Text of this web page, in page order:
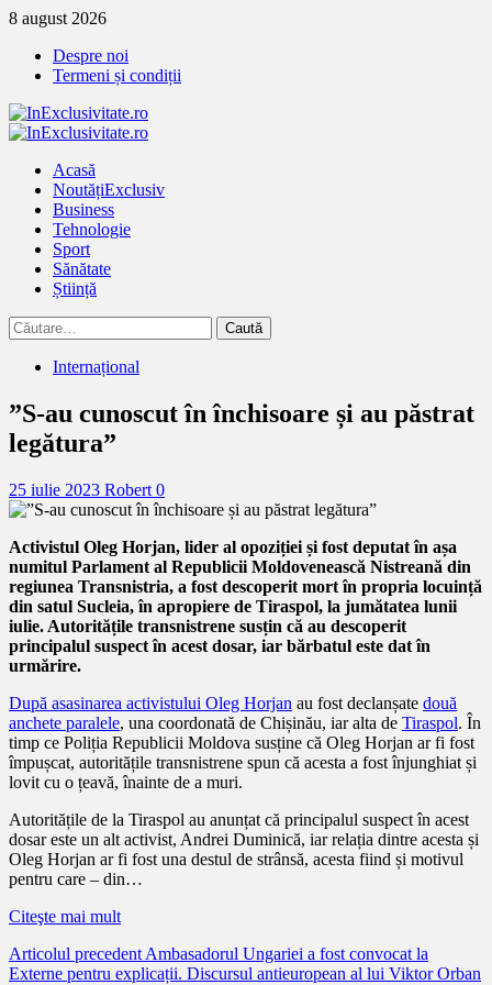
Treci
continut
8 august 2026
Despre noi
Termeni și condiții
Primary
Acasă
NoutățiExclusiv
Business
Tehnologie
Sport
Sănătate
Știință
Caută
după:
Internațional
”S-au cunoscut în închisoare și au păstrat
legătura”
25 iulie 2023 Robert 0
Activistul Oleg Horjan, lider al opoziției și fost deputat în așa
numitul Parlament al Republicii Moldovenească Nistreană din
regiunea Transnistria, a fost descoperit mort în propria locuință
din satul Sucleia, în apropiere de Tiraspol, la jumătatea lunii
iulie. Autoritățile transnistrene susțin că au descoperit
principalul suspect în acest dosar, iar bărbatul este dat în
urmărire.
După asasinarea activistului Oleg Horjan au fost declanșate două
anchete paralele, una coordonată de Chișinău, iar alta de Tiraspol. În
timp ce Poliția Republicii Moldova susține că Oleg Horjan ar fi fost
împușcat, autoritățile transnistrene spun că acesta a fost înjunghiat și
lovit cu o țeavă, înainte de a muri.
Autoritățile de la Tiraspol au anunțat că principalul suspect în acest
dosar este un alt activist, Andrei Duminică, iar relația dintre acesta și
Oleg Horjan ar fi fost una destul de strânsă, acesta fiind și motivul
pentru care – din…
Citeşte mai mult
Citește
Articolul precedent Ambasadorul Ungariei a fost convocat la
Externe pentru explicații. Discursul antieuropean al lui Viktor Orban